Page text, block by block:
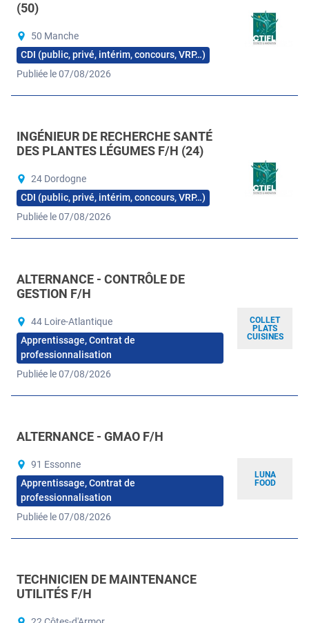
(50)
50 Manche
CDI (public, privé, intérim, concours, VRP…)
Publiée le 07/08/2026
INGÉNIEUR DE RECHERCHE SANTÉ
DES PLANTES LÉGUMES F/H (24)
24 Dordogne
CDI (public, privé, intérim, concours, VRP…)
Publiée le 07/08/2026
COLLET
PLATS
CUISINES
ALTERNANCE - CONTRÔLE DE
GESTION F/H
44 Loire-Atlantique
Apprentissage, Contrat de
professionnalisation
Publiée le 07/08/2026
LUNA
FOOD
ALTERNANCE - GMAO F/H
91 Essonne
Apprentissage, Contrat de
professionnalisation
Publiée le 07/08/2026
TECHNICIEN DE MAINTENANCE
UTILITÉS F/H